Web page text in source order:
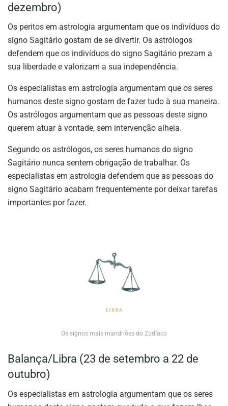
dezembro)
Os peritos em astrologia argumentam que os indivíduos do
signo Sagitário gostam de se divertir. Os astrólogos
defendem que os indivíduos do signo Sagitário prezam a
sua liberdade e valorizam a sua independência.
Os especialistas em astrologia argumentam que os seres
humanos deste signo gostam de fazer tudo à sua maneira.
Os astrólogos argumentam que as pessoas deste signo
querem atuar à vontade, sem intervenção alheia.
Segundo os astrólogos, os seres humanos do signo
Sagitário nunca sentem obrigação de trabalhar. Os
especialistas em astrologia defendem que as pessoas do
signo Sagitário acabam frequentemente por deixar tarefas
importantes por fazer.
Os signos mais mandriões do Zodíaco
Balança/Libra (23 de setembro a 22 de
outubro)
Os especialistas em astrologia argumentam que os seres